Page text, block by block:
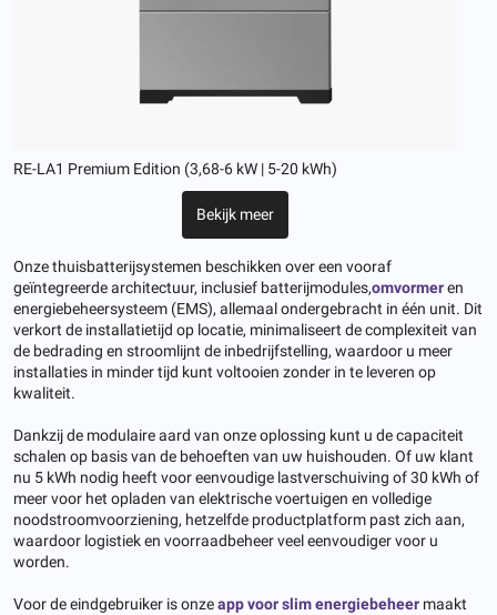
RE-LA1 Premium Edition (3,68-6 kW | 5-20 kWh)
Bekijk meer
Onze thuisbatterijsystemen beschikken over een vooraf
geïntegreerde architectuur, inclusief batterijmodules,omvormeren
energiebeheersysteem (EMS), allemaal ondergebracht in één unit. Dit
verkort de installatietijd op locatie, minimaliseert de complexiteit van
de bedrading en stroomlijnt de inbedrijfstelling, waardoor u meer
installaties in minder tijd kunt voltooien zonder in te leveren op
kwaliteit.
Dankzij de modulaire aard van onze oplossing kunt u de capaciteit
schalen op basis van de behoeften van uw huishouden. Of uw klant
nu 5 kWh nodig heeft voor eenvoudige lastverschuiving of 30 kWh of
meer voor het opladen van elektrische voertuigen en volledige
noodstroomvoorziening, hetzelfde productplatform past zich aan,
waardoor logistiek en voorraadbeheer veel eenvoudiger voor u
worden.
Voor de eindgebruiker is onzeapp voor slim energiebeheer maakt